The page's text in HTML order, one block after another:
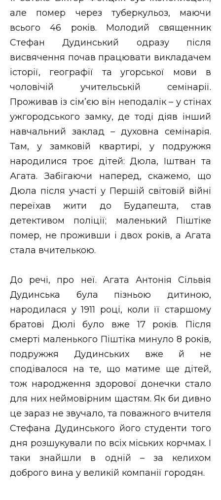
але помер через туберкульоз, маючи
всього 46 років. Молодий священник
Стефан Дудинський одразу після
висвячення почав працювати викладачем
історії, географії та угорської мови в
чоловічій учительській семінарії.
Проживав із сім’єю він неподалік – у стінах
ужгородського замку, де тоді діяв інший
навчальний заклад – духовна семінарія.
Там, у замковій квартирі, у подружжя
народилися троє дітей: Дюла, Іштван та
Агата. Забігаючи наперед, скажемо, що
Дюла після участі у Першій світовій війні
переїхав жити до Будапешта, став
детективом поліції; маленький Піштіке
помер, не проживши і двох років, а Агата
стала вчителькою.
До речі, про неї. Агата Антонія Сільвія
Дудинська була пізньою дитиною,
народилася у 1911 році, коли її старшому
братові Дюлі було вже 17 років. Після
смерті маленького Піштіка минуло 8 років,
подружжя Дудинських вже й не
сподівалося на те, що матиме ще дітей,
тож народження здорової донечки стало
для них неймовірним щастям. Як би дивно
це зараз не звучало, та поважного вчителя
Стефана Дудинського його студенти того
дня розшукували по всіх міських корчмах. І
таки знайшли в одній – за келихом
доброго вина у великій компанії городян.